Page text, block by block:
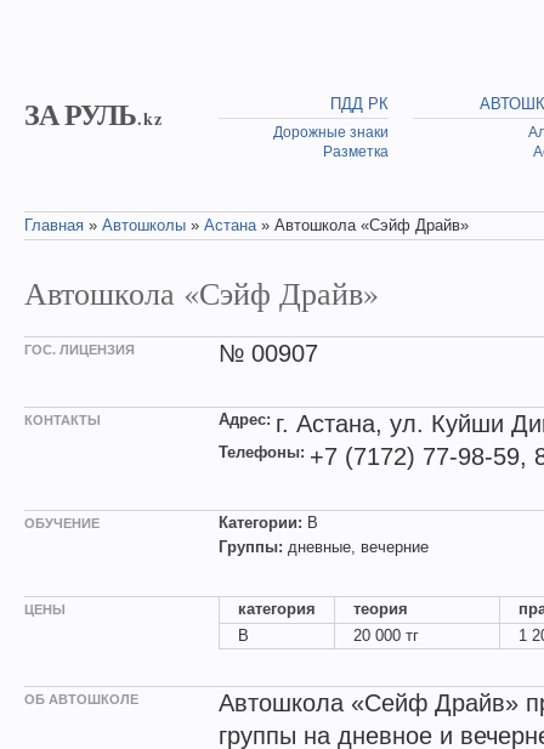
ЗА РУЛЬ.kz
ПДД РК
Дорожные знаки
Разметка
Главная » Автошколы » Астана» Автошкола «Сэйф Драйв»
Автошкола «Сэйф Драйв»
ГОС. ЛИЦЕНЗИЯ № 00907
КОНТАКТЫ Адрес: г. Астана, ул. Куйши
Телефоны: +7 (7172) 77-98-59,
ОБУЧЕНИЕ Категории: B
Группы: дневные, вечерние
ЦЕНЫ категория теория
B
20 000 тг 1
ОБ АВТОШКОЛЕ
Автошкола «Сейф Драйв»
группы на дневное и